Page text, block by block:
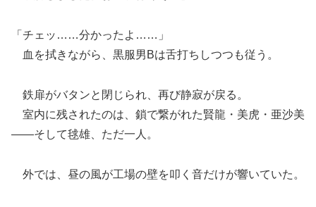
「チェッ……分かったよ……」
血を拭きながら、黒服男Bは舌打ちしつつも従う。
鉄扉がバタンと閉じられ、再び静寂が戻る。
室内に残されたのは、鎖で繋がれた賢龍・美虎・亜沙美
――そして毬雄、ただ一人。
外では、昼の風が工場の壁を叩く音だけが響いていた。